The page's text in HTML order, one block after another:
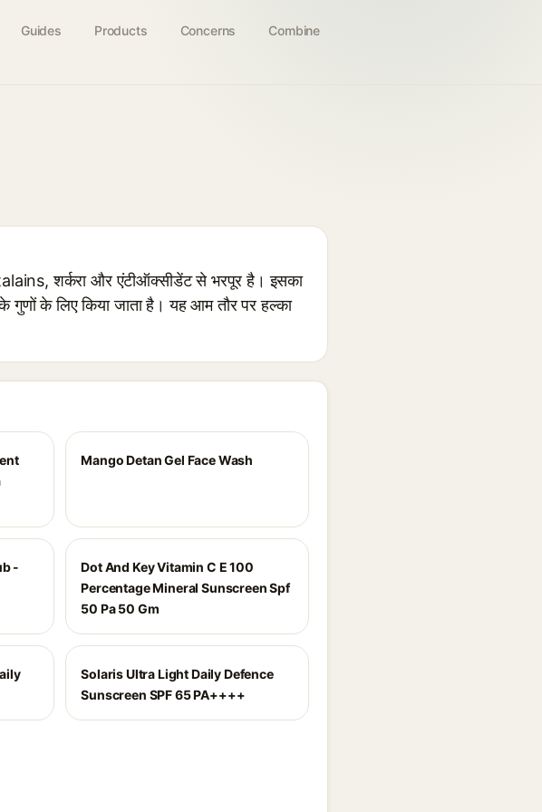
Guides Products Concerns Combine
शर्करा और एंटीऑक्सीडेंट से भरपूर है। इसका
गुणों के लिए किया जाता है। यह आम तौर पर हल्का
Mango Detan Gel Face Wash
-
Dot And Key Vitamin C E 100
Percentage Mineral Sunscreen Spf
50 Pa 50 Gm
Solaris Ultra Light Daily Defence
Sunscreen SPF 65 PA++++